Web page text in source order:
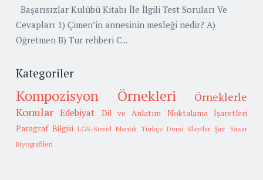
Başarısızlar Kulübü Kitabı İle İlgili Test Soruları Ve
Cevapları 1) Çimen’in annesinin mesleği nedir? A)
Öğretmen B) Tur rehberi C...
Kategoriler
Kompozisyon Örnekleri
Örneklerle
Konular Edebiyat Dil ve Anlatım
Noktalama İşaretleri
Paragraf Bilgisi LGS-Sözel Mantık Türkçe Dersi Slaytlar Şair Yazar
Biyografileri